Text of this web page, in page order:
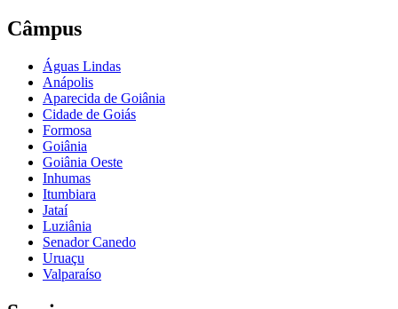
Câmpus
Águas Lindas
Anápolis
Aparecida de Goiânia
Cidade de Goiás
Formosa
Goiânia
Goiânia Oeste
Inhumas
Itumbiara
Jataí
Luziânia
Senador Canedo
Uruaçu
Valparaíso